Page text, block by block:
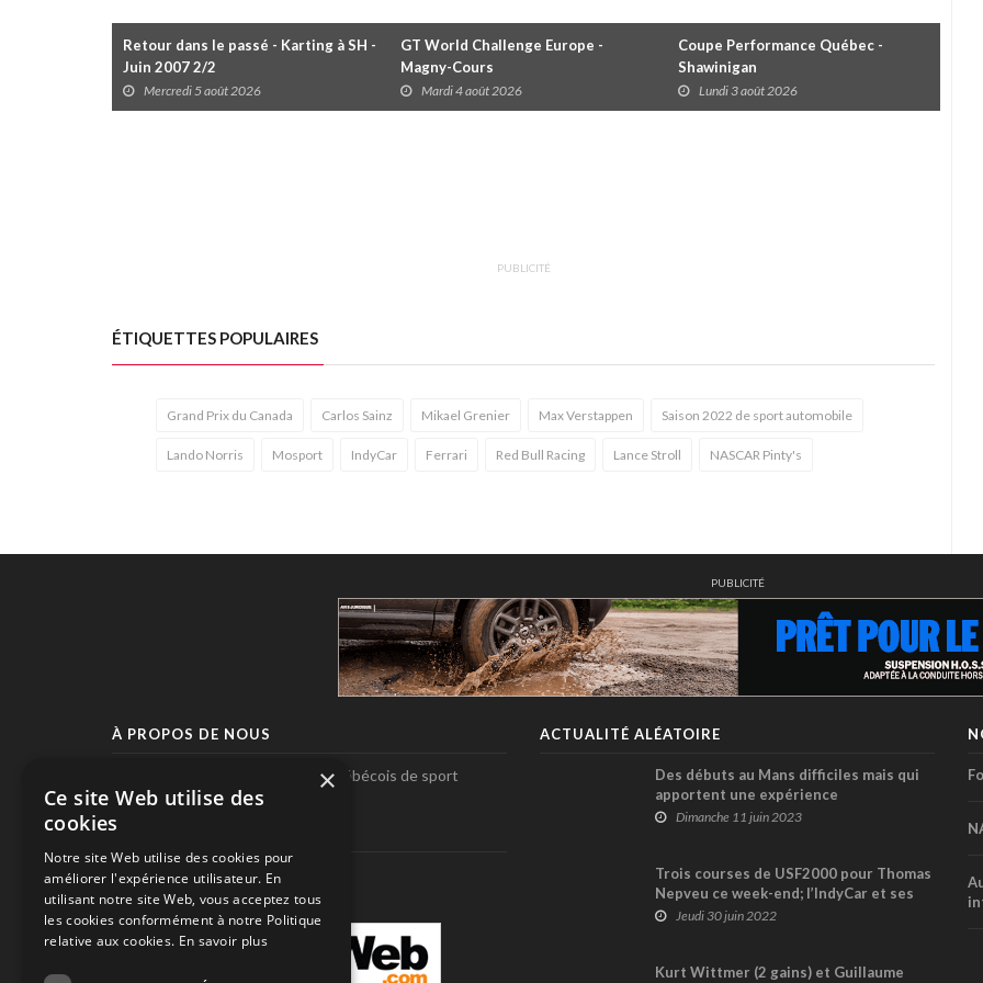
Retour dans le passé - Karting à SH -
Juin 2007 2/2
Mercredi 5 août 2026
GT World Challenge Europe -
Magny-Cours
Mardi 4 août 2026
Coupe Performance Québec -
Shawinigan
Lundi 3 août 2026
PUBLICITÉ
ÉTIQUETTES POPULAIRES
Grand Prix du Canada Carlos Sainz Mikael Grenier Max Verstappen Saison 2022 de sport automobile
Lando Norris Mosport IndyCar Ferrari Red Bull Racing Lance Stroll NASCAR Pinty's
PUBLICITÉ
À PROPOS DE NOUS
Pole-Position, le seul magazine québécois de sport
automobile.
SUIVEZ-NOUS
ACTUALITÉ ALÉATOIRE
Des débuts au Mans difficiles mais qui
apportent une expérience
exceptionnelle au Canadien Daniel Ali
Dimanche 11 juin 2023
Trois courses de USF2000 pour Thomas
Nepveu ce week-end; l’IndyCar et ses
séries de soutien à Mid-Ohio
Jeudi 30 juin 2022
Kurt Wittmer (2 gains) et Guillaume
×
Ce site Web utilise des
cookies
Notre site Web utilise des cookies pour
améliorer l'expérience utilisateur. En
utilisant notre site Web, vous acceptez tous
les cookies conformément à notre Politique
relative aux cookies. En savoir plus